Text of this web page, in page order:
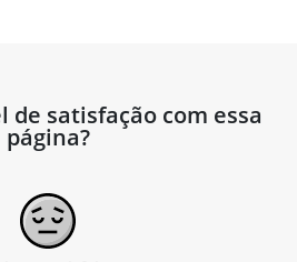
de satisfação com essa
página?